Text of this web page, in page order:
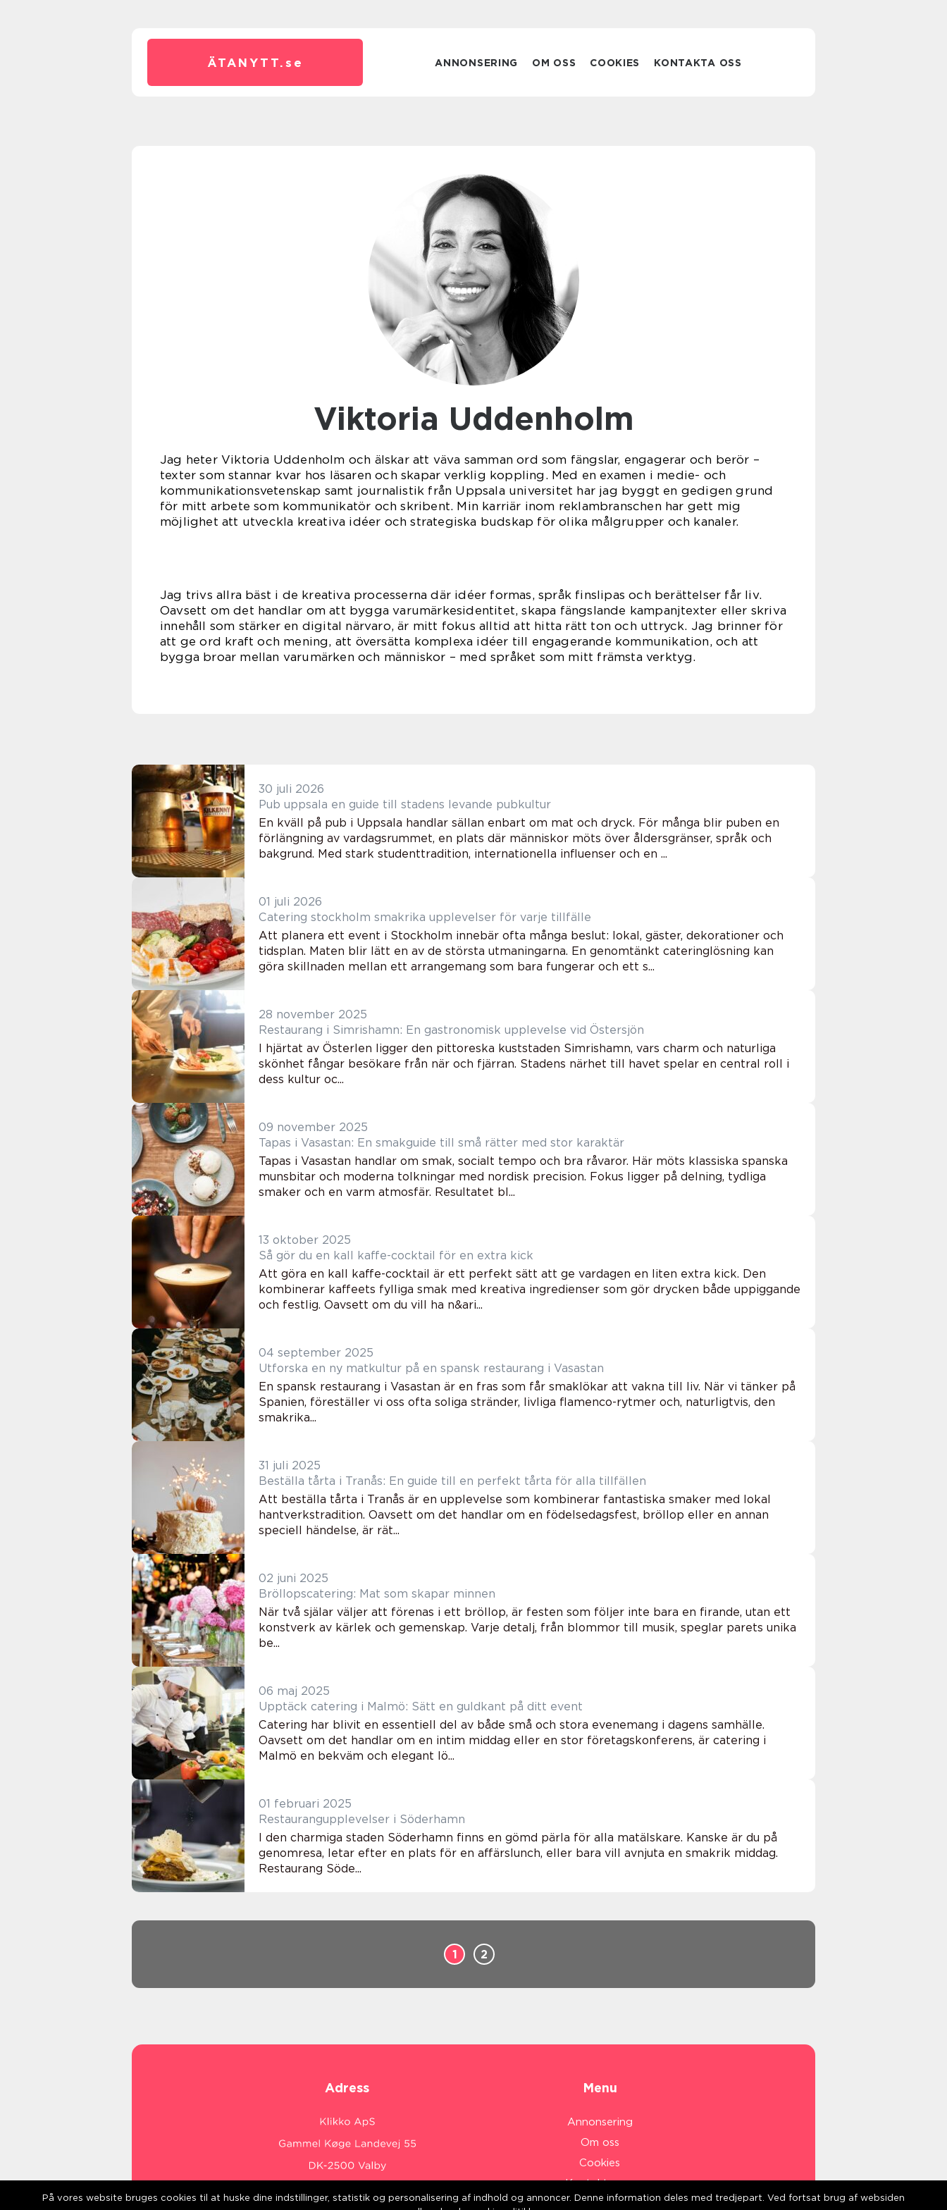
ÄTANYTT. se ANNONSERING OM OSS COOKIES KONTAKTA OSS
Viktoria Uddenholm
Jag heter Viktoria Uddenholm och älskar att väva samman ord som fängslar, engagerar och berör –
texter som stannar kvar hos läsaren och skapar verklig koppling. Med en examen i medie- och
kommunikationsvetenskap samt journalistik från Uppsala universitet har jag byggt en gedigen grund
för mitt arbete som kommunikatör och skribent. Min karriär inom reklambranschen har gett mig
möjlighet att utveckla kreativa idéer och strategiska budskap för olika målgrupper och kanaler.
Jag trivs allra bäst i de kreativa processerna där idéer formas, språk finslipas och berättelser får liv.
Oavsett om det handlar om att bygga varumärkesidentitet, skapa fängslande kampanjtexter eller skriva
innehåll som stärker en digital närvaro, är mitt fokus alltid att hitta rätt ton och uttryck. Jag brinner för
att ge ord kraft och mening, att översätta komplexa idéer till engagerande kommunikation, och att
bygga broar mellan varumärken och människor – med språket som mitt främsta verktyg.
30 juli 2026
Pub uppsala en guide till stadens levande pubkultur
En kväll på pub i Uppsala handlar sällan enbart om mat och dryck. För många blir puben en
förlängning av vardagsrummet, en plats där människor möts över åldersgränser, språk och
bakgrund. Med stark studenttradition, internationella influenser och en ...
01 juli 2026
Catering stockholm smakrika upplevelser för varje tillfälle
Att planera ett event i Stockholm innebär ofta många beslut: lokal, gäster, dekorationer och
tidsplan. Maten blir lätt en av de största utmaningarna. En genomtänkt cateringlösning kan
göra skillnaden mellan ett arrangemang som bara fungerar och ett s...
28 november 2025
Restaurang i Simrishamn: En gastronomisk upplevelse vid Östersjön
I hjärtat av Österlen ligger den pittoreska kuststaden Simrishamn, vars charm och naturliga
skönhet fångar besökare från när och fjärran. Stadens närhet till havet spelar en central roll i
dess kultur oc...
09 november 2025
Tapas i Vasastan: En smakguide till små rätter med stor karaktär
Tapas i Vasastan handlar om smak, socialt tempo och bra råvaror. Här möts klassiska spanska
munsbitar och moderna tolkningar med nordisk precision. Fokus ligger på delning, tydliga
smaker och en varm atmosfär. Resultatet bl...
13 oktober 2025
Så gör du en kall kaffe-cocktail för en extra kick
Att göra en kall kaffe-cocktail är ett perfekt sätt att ge vardagen en liten extra kick. Den
kombinerar kaffeets fylliga smak med kreativa ingredienser som gör drycken både uppiggande
och festlig. Oavsett om du vill ha n&ari...
04 september 2025
Utforska en ny matkultur på en spansk restaurang i Vasastan
En spansk restaurang i Vasastan är en fras som får smaklökar att vakna till liv. När vi tänker på
Spanien, föreställer vi oss ofta soliga stränder, livliga flamenco-rytmer och, naturligtvis, den
smakrika...
31 juli 2025
Beställa tårta i Tranås: En guide till en perfekt tårta för alla tillfällen
Att beställa tårta i Tranås är en upplevelse som kombinerar fantastiska smaker med lokal
hantverkstradition. Oavsett om det handlar om en födelsedagsfest, bröllop eller en annan
speciell händelse, är rät...
02 juni 2025
Bröllopscatering: Mat som skapar minnen
När två själar väljer att förenas i ett bröllop, är festen som följer inte bara en firande, utan ett
konstverk av kärlek och gemenskap. Varje detalj, från blommor till musik, speglar parets unika
be...
06 maj 2025
Upptäck catering i Malmö: Sätt en guldkant på ditt event
Catering har blivit en essentiell del av både små och stora evenemang i dagens samhälle.
Oavsett om det handlar om en intim middag eller en stor företagskonferens, är catering i
Malmö en bekväm och elegant lö...
01 februari 2025
Restaurangupplevelser i Söderhamn
I den charmiga staden Söderhamn finns en gömd pärla för alla matälskare. Kanske är du på
genomresa, letar efter en plats för en affärslunch, eller bara vill avnjuta en smakrik middag.
Restaurang Söde...
1 2
Adress Menu
Annonsering
Om oss
Cookies
Kontakta oss
Sitemap
På vores website bruges cookies til at huske dine indstillinger, statistik og personalisering af indhold og annoncer. Denne information deles med tredjepart. Ved fortsat brug af websiden